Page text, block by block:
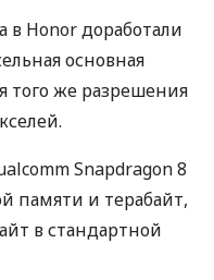
в Honor доработали
основная
того же разрешения
Snapdragon 8
памяти и терабайт,
в стандартной